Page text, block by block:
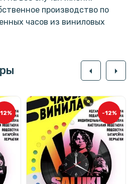
производство по
часов из виниловых
arrow_left arrow_right
-12%